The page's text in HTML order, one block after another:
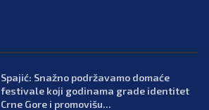
Spajić: Snažno podržavamo domaće
festivale koji godinama grade identitet
Crne Gore i promovišu...